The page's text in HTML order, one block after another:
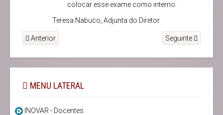
colocar esse exame como interno.
Teresa Nabuco, Adjunta do Diretor
Anterior Seguinte
MENU LATERAL
INOVAR - Docentes